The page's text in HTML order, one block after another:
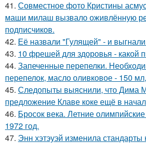
41. Совместное фото Кристины
маши милаш вызвало оживлённую
подписчиков.
42. Её назвали "Гулящей" - и
43. 10 фрешей для здоровья - какой
44. Запеченные перепелки.
перепелок, масло оливковое - 150
45. Следопыты выяснили, что Дима
предложение Клаве коке ещё в
46. Бросок века. Летние
1972 год.
47. Энн хэтэуэй изменила